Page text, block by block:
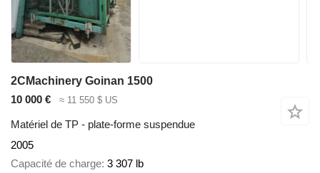
2CMachinery Goinan 1500
10 000 €
≈ 11 550 $ US
Matériel de TP - plate-forme suspendue
2005
Capacité de charge 3 307 lb